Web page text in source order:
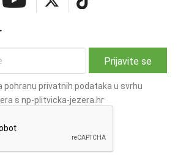
pohranu privatnih podataka u svrhu
s np-plitvicka-jezera.hr